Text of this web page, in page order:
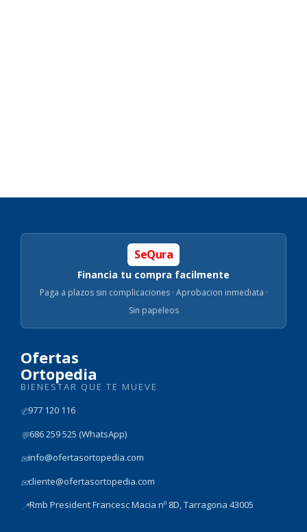
SeQura
Financia tu compra facilmente
Paga a plazos sin complicaciones · Aprobacion inmediata ·
Sin papeleos
Ofertas
Ortopedia
BIENESTAR QUE TE MUEVE
✆977 120 116
💬686 259 525 (WhatsApp)
✉info@ofertasortopedia.com
✉cliente@ofertasortopedia.com
📍Rmb President Francesc Macia nº 8D, Tarragona 43005